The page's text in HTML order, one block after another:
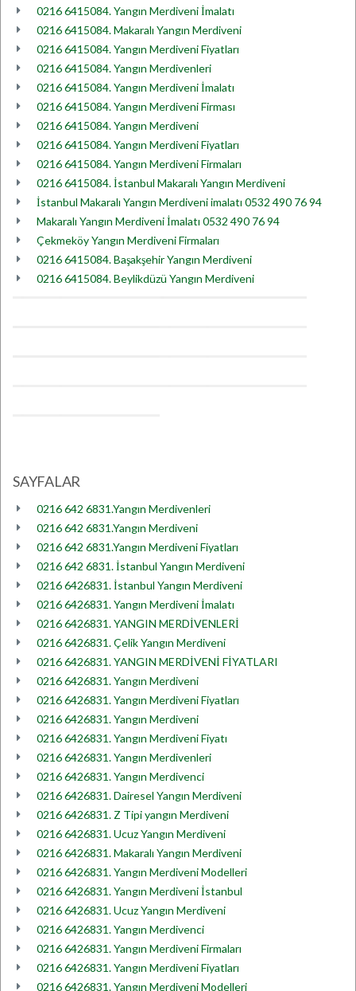
0216 6415084. Yangın Merdiveni İmalatı
0216 6415084. Makaralı Yangın Merdiveni
0216 6415084. Yangın Merdiveni Fiyatları
0216 6415084. Yangın Merdivenleri
0216 6415084. Yangın Merdiveni İmalatı
0216 6415084. Yangın Merdiveni Firması
0216 6415084. Yangın Merdiveni
0216 6415084. Yangın Merdiveni Fiyatları
0216 6415084. Yangın Merdiveni Firmaları
0216 6415084. İstanbul Makaralı Yangın Merdiveni
İstanbul Makaralı Yangın Merdiveni imalatı 0532 490 76 94
Makaralı Yangın Merdiveni İmalatı 0532 490 76 94
Çekmeköy Yangın Merdiveni Firmaları
0216 6415084. Başakşehir Yangın Merdiveni
0216 6415084. Beylikdüzü Yangın Merdiveni
SAYFALAR
0216 642 6831.Yangın Merdivenleri
0216 642 6831.Yangın Merdiveni
0216 642 6831.Yangın Merdiveni Fiyatları
0216 642 6831. İstanbul Yangın Merdiveni
0216 6426831. İstanbul Yangın Merdiveni
0216 6426831. Yangın Merdiveni İmalatı
0216 6426831. YANGIN MERDİVENLERİ
0216 6426831. Çelik Yangın Merdiveni
0216 6426831. YANGIN MERDİVENİ FİYATLARI
0216 6426831. Yangın Merdiveni
0216 6426831. Yangın Merdiveni Fiyatları
0216 6426831. Yangın Merdiveni
0216 6426831. Yangın Merdiveni Fiyatı
0216 6426831. Yangın Merdivenleri
0216 6426831. Yangın Merdivenci
0216 6426831. Dairesel Yangın Merdiveni
0216 6426831. Z Tipi yangın Merdiveni
0216 6426831. Ucuz Yangın Merdiveni
0216 6426831. Makaralı Yangın Merdiveni
0216 6426831. Yangın Merdiveni Modelleri
0216 6426831. Yangın Merdiveni İstanbul
0216 6426831. Ucuz Yangın Merdiveni
0216 6426831. Yangın Merdivenci
0216 6426831. Yangın Merdiveni Firmaları
0216 6426831. Yangın Merdiveni Fiyatları
0216 6426831. Yangın Merdiveni Modelleri